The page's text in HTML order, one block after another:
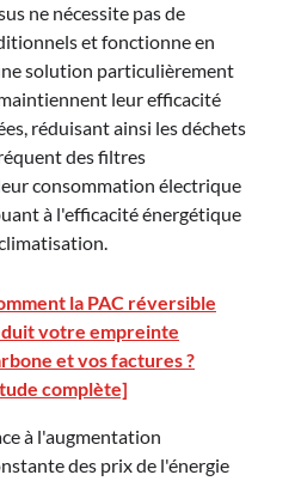
ne nécessite pas de
et fonctionne en
solution particulièrement
leur efficacité
réduisant ainsi les déchets
des filtres
consommation électrique
à l'efficacité énergétique
la PAC réversible
votre empreinte
et vos factures ?
complète]
à l'augmentation
des prix de l'énergie